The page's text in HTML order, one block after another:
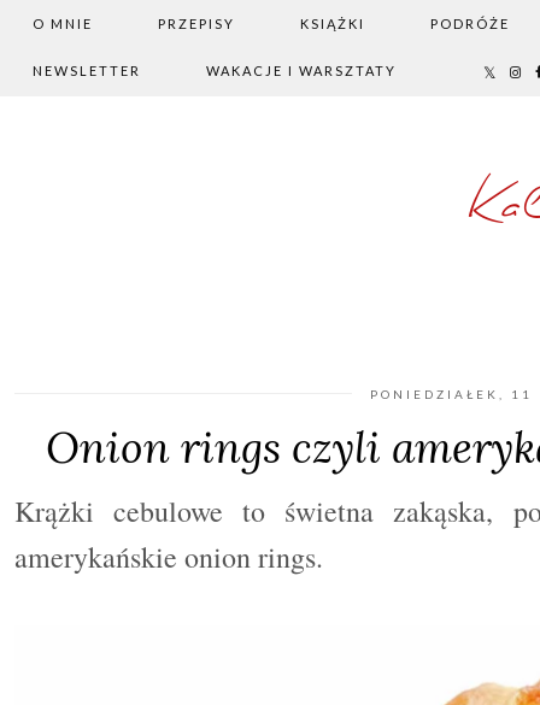
O MNIE PRZEPISY KSIĄŻKI PODRÓŻE
NEWSLETTER WAKACJE I WARSZTATY
PONIEDZIAŁEK, 11
Onion rings czyli
Krążki cebulowe to świetna zakąska, p
amerykańskie onion rings.